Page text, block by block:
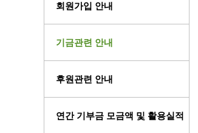
회원가입 안내
기금관련 안내
후원관련 안내
연간 기부금 모금액 및 활용실적